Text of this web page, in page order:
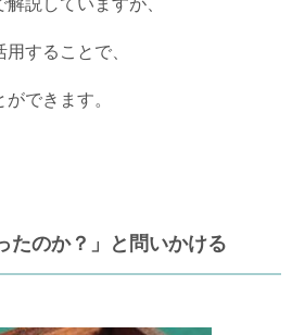
することで、
できます。
たのか？」と問いかける